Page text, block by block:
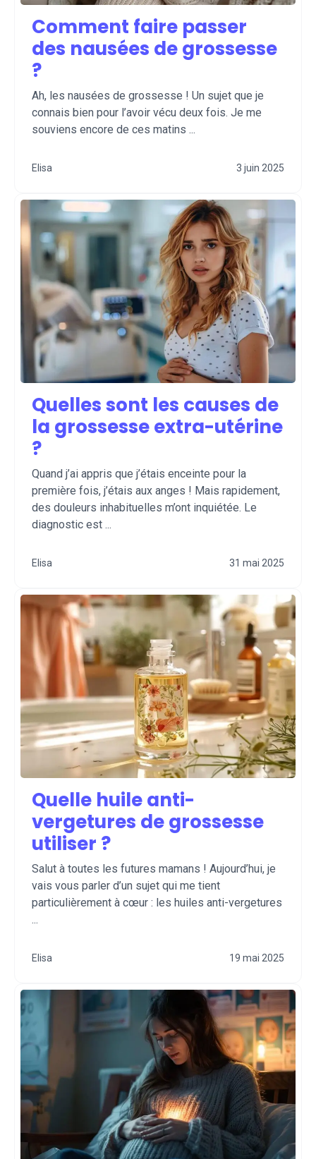
Comment faire passer
des nausées de grossesse
?
Ah, les nausées de grossesse ! Un sujet que je
connais bien pour l’avoir vécu deux fois. Je me
souviens encore de ces matins ...
Elisa 3 juin 2025
Quelles sont les causes de
la grossesse extra-utérine
?
Quand j’ai appris que j’étais enceinte pour la
première fois, j’étais aux anges ! Mais rapidement,
des douleurs inhabituelles m’ont inquiétée. Le
diagnostic est ...
Elisa 31 mai 2025
Quelle huile anti-
vergetures de grossesse
utiliser ?
Salut à toutes les futures mamans ! Aujourd’hui, je
vais vous parler d’un sujet qui me tient
particulièrement à cœur : les huiles anti-vergetures
...
Elisa 19 mai 2025